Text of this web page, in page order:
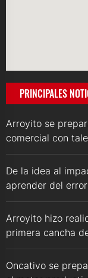
PRINCIPALES
Arroyito se
comercial con
De la idea al
aprender del
Arroyito hizo
primera cancha
Oncativo se